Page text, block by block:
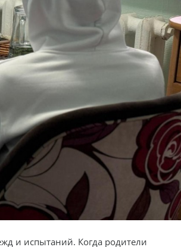
и испытаний. Когда родители